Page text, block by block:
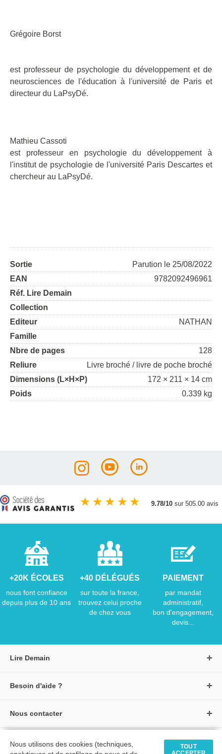
Grégoire Borst
est professeur de psychologie du développement et de
neurosciences de l'éducation à l'université de Paris et
directeur du LaPsyDé.
Mathieu Cassoti
est professeur en psychologie du développement à
l'institut de psychologie de l'université Paris Descartes et
chercheur au LaPsyDé.
Sortie
Parution le 25/08/2022
EAN
9782092496961
Réf. Lire Demain
Collection
Editeur
NATHAN
Famille
Nbre de pages
128
Reliure
Livre broché / livre de poche broché
Dimensions (L×H×P)
172 × 211 × 14 cm
Poids
0.339 kg
★ ★ ★ ★ ★ 9.78/10 sur 505.00 avis
+20K ÉCOLES
nous font confiance
depuis plus de 10 ans
+40 DÉLÉGUÉS
sur toute la france,
trouvez celui proche
de chez vous
PAIEMENT
par mandat
administratif,
bon d'engagement,
devis...
Lire Demain
Créer un compte
★ Avis clients vérifiés
Besoin d'aide ?
Livraisons et retours
Nous contacter
Formulaire de contact
Siège social
Tous nos livres
Nous utilisons des cookies (techniques,
TOUT